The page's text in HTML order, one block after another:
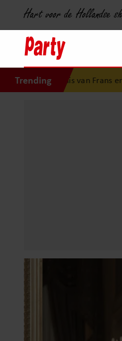
Hart voor de Hollandse
Trending
van Frans en Mariska